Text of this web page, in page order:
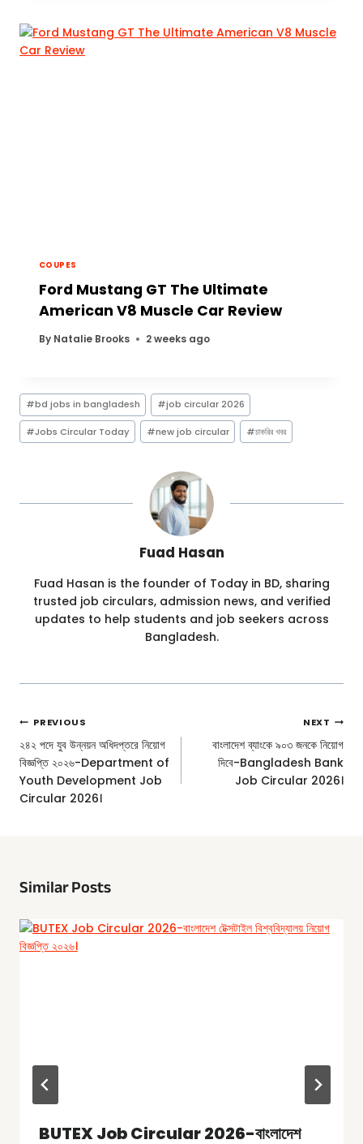
COUPES
Ford Mustang GT The Ultimate
American V8 Muscle Car Review
By Natalie Brooks 2 weeks ago
Post
Tags:
#bd jobs in bangladesh #job circular 2026
#Jobs Circular Today #new job circular #চাকরির খবর
Fuad Hasan
Fuad Hasan is the founder of Today in BD, sharing
trusted job circulars, admission news, and verified
updates to help students and job seekers across
Bangladesh.
Post
Navigation
PREVIOUS
২৪২ পদে যুব উন্নয়ন অধিদপ্তরে নিয়োগ
বিজ্ঞপ্তি ২০২৬-Department of
Youth Development Job
Circular 2026।
NEXT
বাংলাদেশ ব্যাংকে ৯০৩ জনকে নিয়োগ
দিবে-Bangladesh Bank
Job Circular 2026।
Similar Posts
BUTEX Job Circular 2026-বাংলাদেশ